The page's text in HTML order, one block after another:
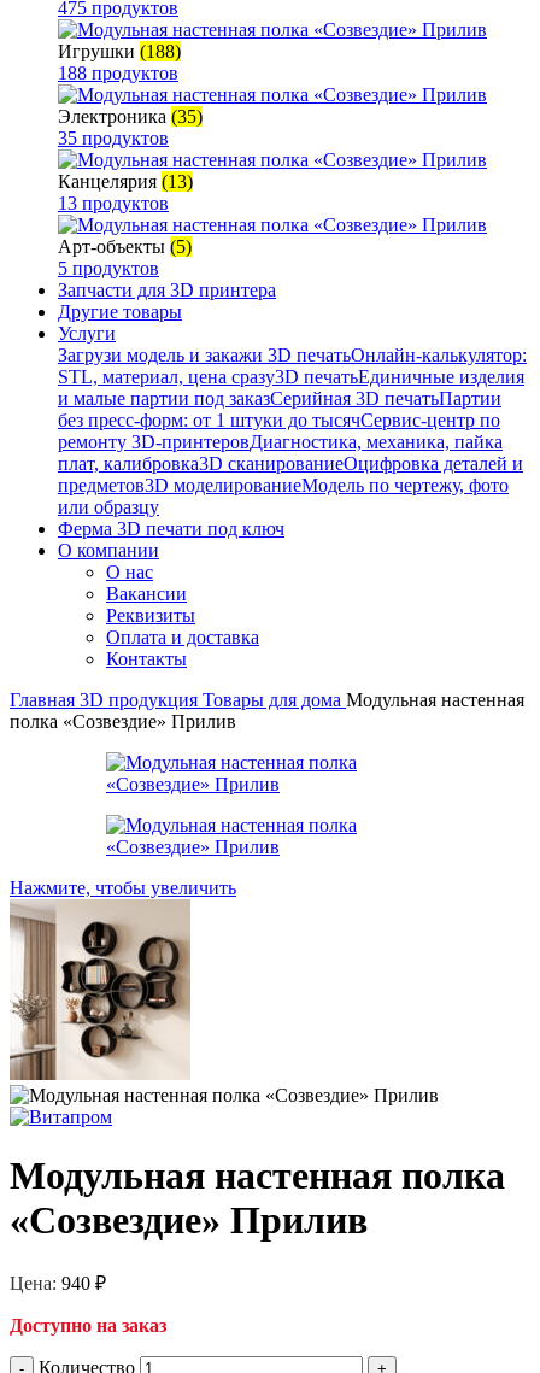
475 продуктов
Игрушки (188)
188 продуктов
Электроника (35)
35 продуктов
Канцелярия (13)
13 продуктов
Арт-объекты (5)
5 продуктов
Запчасти для 3D принтера
Другие товары
Услуги
Загрузи модель и закажи 3D печатьОнлайн-калькулятор:
STL, материал, цена сразу3D печатьЕдиничные изделия
и малые партии под заказСерийная 3D печатьПартии
без пресс-форм: от 1 штуки до тысячСервис-центр по
ремонту 3D-принтеровДиагностика, механика, пайка
плат, калибровка3D сканированиеОцифровка деталей и
предметов3D моделированиеМодель по чертежу, фото
или образцу
Ферма 3D печати под ключ
О компании
О нас
Вакансии
Реквизиты
Оплата и доставка
Контакты
Главная 3D продукция Товары для дома Модульная настенная
полка «Созвездие» Прилив
Нажмите, чтобы увеличить
Модульная настенная полка
«Созвездие» Прилив
Цена: 940 ₽
Доступно на заказ
Количество